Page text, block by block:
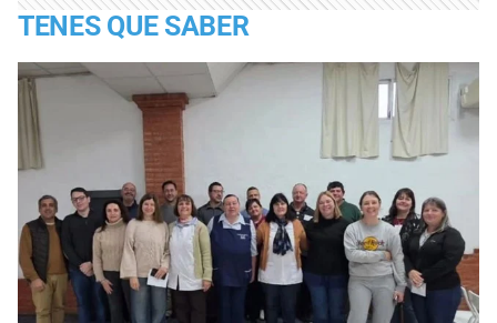
TENES QUE SABER